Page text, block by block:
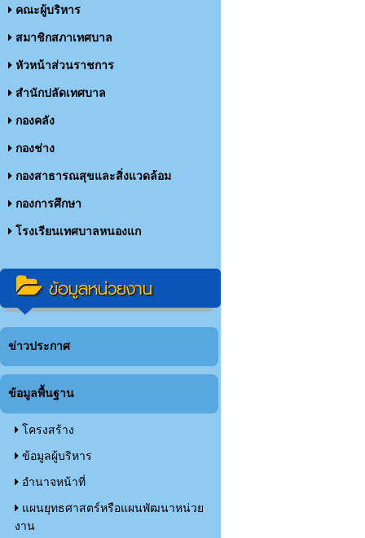
คณะผู้บริหาร
สมาชิกสภาเทศบาล
หัวหน้าส่วนราชการ
สำนักปลัดเทศบาล
กองคลัง
กองช่าง
กองสาธารณสุขและสิ่งแวดล้อม
กองการศึกษา
โรงเรียนเทศบาลหนองแก
ข้อมูลหน่วยงาน
ข่าวประกาศ
ข้อมูลพื้นฐาน
โครงสร้าง
ข้อมูลผู้บริหาร
อำนาจหน้าที่
แผนยุทธศาสตร์หรือแผนพัฒนาหน่วย
งาน